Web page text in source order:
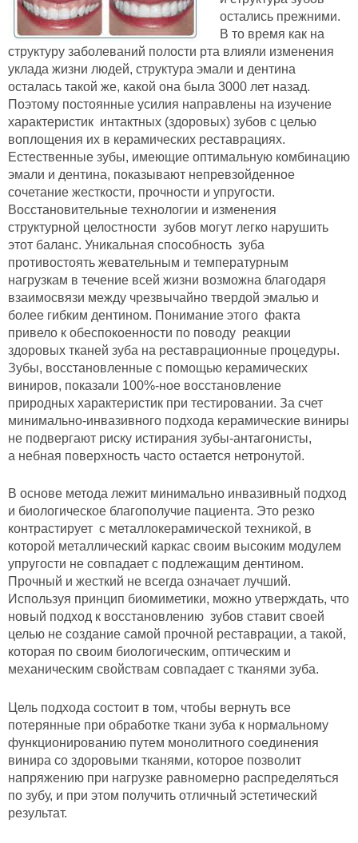
остались прежними.
В то время как на
структуру заболеваний полости рта влияли изменения
уклада жизни людей, структура эмали и дентина
осталась такой же, какой она была 3000 лет назад.
Поэтому постоянные усилия направлены на изучение
характеристик интактных (здоровых) зубов с целью
воплощения их в керамических реставрациях.
Естественные зубы, имеющие оптимальную комбинацию
эмали и дентина, показывают непревзойденное
сочетание жесткости, прочности и упругости.
Восстановительные технологии и изменения
структурной целостности зубов могут легко нарушить
этот баланс. Уникальная способность зуба
противостоять жевательным и температурным
нагрузкам в течение всей жизни возможна благодаря
взаимосвязи между чрезвычайно твердой эмалью и
более гибким дентином. Понимание этого факта
привело к обеспокоенности по поводу реакции
здоровых тканей зуба на реставрационные процедуры.
Зубы, восстановленные с помощью керамических
виниров, показали 100%-ное восстановление
природных характеристик при тестировании. За счет
минимально-инвазивного подхода керамические виниры
не подвергают риску истирания зубы-антагонисты,
а небная поверхность часто остается нетронутой.
В основе метода лежит минимально инвазивный подход
и биологическое благополучие пациента. Это резко
контрастирует с металлокерамической техникой, в
которой металлический каркас своим высоким модулем
упругости не совпадает с подлежащим дентином.
Прочный и жесткий не всегда означает лучший.
Используя принцип биомиметики, можно утверждать, что
новый подход к восстановлению зубов ставит своей
целью не создание самой прочной реставрации, а такой,
которая по своим биологическим, оптическим и
механическим свойствам совпадает с тканями зуба.
Цель подхода состоит в том, чтобы вернуть все
потерянные при обработке ткани зуба к нормальному
функционированию путем монолитного соединения
винира со здоровыми тканями, которое позволит
напряжению при нагрузке равномерно распределяться
по зубу, и при этом получить отличный эстетический
результат.